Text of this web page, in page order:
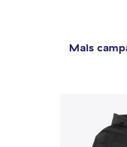
Mais